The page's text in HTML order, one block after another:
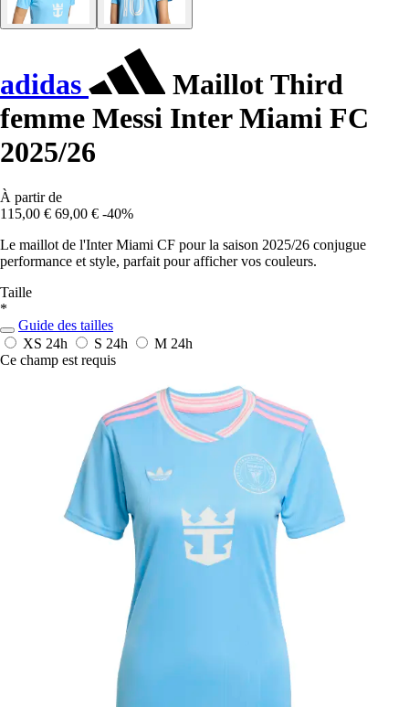
adidas
Maillot Third
femme Messi Inter Miami FC
2025/26
À partir de
115,00 € 69,00 € -40%
Le maillot de l'Inter Miami CF pour la saison 2025/26 conjugue
performance et style, parfait pour afficher vos couleurs.
Taille
*
Guide des tailles
XS 24h S 24h M 24h
Ce champ est requis